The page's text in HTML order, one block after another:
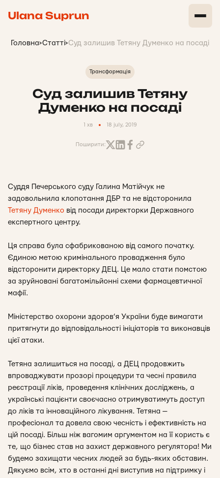
Ulana Suprun
Головна>Статті>Суд залишив Тетяну Думенко на посаді
Трансформація
Суд залишив Тетяну
Думенко на посаді
1 хв 18 july, 2019
Поширити:
Суддя Печерського суду Галина Матійчук не
задовольнила клопотання ДБР та не відсторонила
Тетяну Думенко від посади директорки Державного
експертного центру.
Ця справа була сфабрикованою від самого початку.
Єдиною метою кримінального провадження було
відсторонити директорку ДЕЦ. Це мало стати помстою
за зруйновані багатомільйонні схеми фармацевтичної
мафії.
Міністерство охорони здоров’я України буде вимагати
притягнути до відповідальності ініціаторів та виконавців
цієї атаки.
Тетяна залишиться на посаді, а ДЕЦ продовжить
впроваджувати прозорі процедури та чесні правила
реєстрації ліків, проведення клінічних досліджень, а
українські пацієнти своєчасно отримуватимуть доступ
до ліків та інноваційного лікування. Тетяна —
професіонал та довела свою чесність і ефективність на
цій посаді. Більш ніж вагомим аргументом на її користь є
те, що бізнес став на захист державного регулятора! Ми
будемо захищати чесних людей за будь-яких обставин.
Дякуємо всім, хто в останні дні виступив на підтримку і